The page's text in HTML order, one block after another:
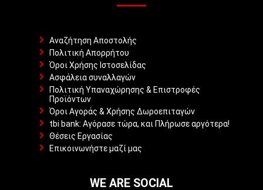
Αναζήτηση Αποστολής
Πολιτική Απορρήτου
Όροι Χρήσης Ιστοσελίδας
Ασφάλεια συναλλαγών
Πολιτική Υπαναχώρησης & Επιστροφές
Προϊόντων
Όροι Αγοράς & Χρήσης Δωροεπιταγών
tbi bank: Αγόρασε τώρα, και Πλήρωσε αργότερα!
Θέσεις Εργασίας
Επικοινωνήστε μαζί μας
WE ARE SOCIAL